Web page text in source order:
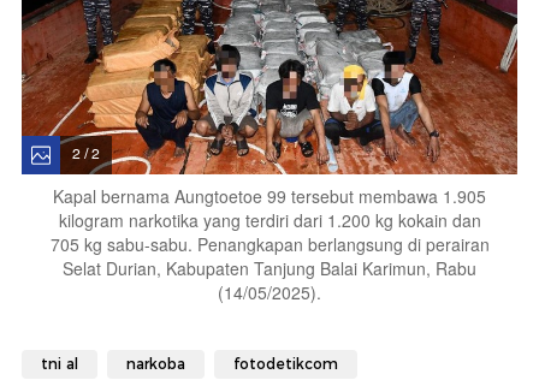
2 / 2
Kapal bernama Aungtoetoe 99 tersebut membawa 1.905
kilogram narkotika yang terdiri dari 1.200 kg kokain dan
705 kg sabu-sabu. Penangkapan berlangsung di perairan
Selat Durian, Kabupaten Tanjung Balai Karimun, Rabu
(14/05/2025).
tni al narkoba fotodetikcom